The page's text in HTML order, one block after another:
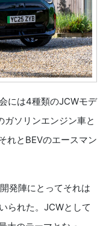
には4種類のJCWモデ
ソリンエンジン車と
れとBEVのエースマン
発陣にとってそれは
られた。JCWとして